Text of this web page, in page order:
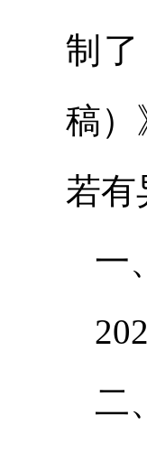
制
稿）
若有
一
二